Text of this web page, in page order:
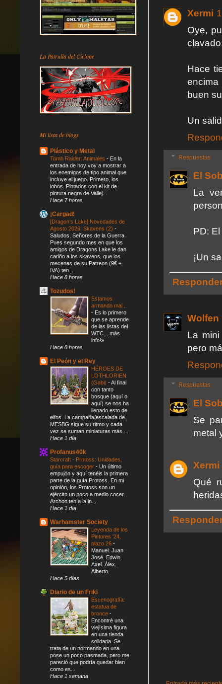
Xermi
Oye,
Hace
buen
Un
Respuestas
El
La
PD:
¡Un
Wolfen
La
pero
Respuestas
El
Se
metal
Xermi
Qué
La Patrulla del Cíclope
Mi lista de blogs
Plástico y Metal
Tomb Raider: Animales - En la
entrada de hoy voy a mostrar a
los enemigos de tipo animal que
incluye el juego. Primero, los
lobos. Pintados con el kit de
pintura negra de Vallej...
Hace 7 horas
¡Cargad!
[Dragon’s Lake] Novedades de
Agosto 2026: Skavens (2) -
Saludos, Señores de la Guerra.
Pues segundo mes en que los
amigos de Dragons Lake le dan
cariño a los skavens, que los
mecenas de su Patreon (9€ +
IVA) ten...
Hace 8 horas
Tozudos!
Estamos
armando mal...
- Es lo primero
que se aprende
de las listas del
WTC... más
info!»
Hace 8 horas
El Peón y el Rey
HÉROES DE
LOTHLORIEN
(Gabi) -Al final
con tanto
bosque (aquí o
aquí) se nos ha
llenado esto de
elfos. La campaña/escalada de
MESBG sigue su ritmo y cada
vez se suman miniaturas más ...
Hace 1 día
Profanus40k
Starcraft - Protoss: Unidades,
guía para escoger - Un último
empujón y aquí tenéis la primera
parte de la guía Protoss. En mi
opinión, los Protoss son un
ejército un poco a medio cocer.
Archon tenía la in...
Hace 1 día
Warhamster Society
Leyenda de los
Pintores '24,
plazo 26 -
Manuel. Juan.
José. Edwin.
Axel. Álex.
Alberto.
Hace 5 días
Diario de un Friki
Escenografía:
estatua de
bronce -
Encontré una
viejísima figura
en una tienda
solidaria. Se
trata de un normando en una
pose un poco pasmada, pero me
pareció que podría quedar bien
como es...
Hace 1 semana